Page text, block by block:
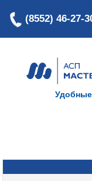
(8552) 46-27-